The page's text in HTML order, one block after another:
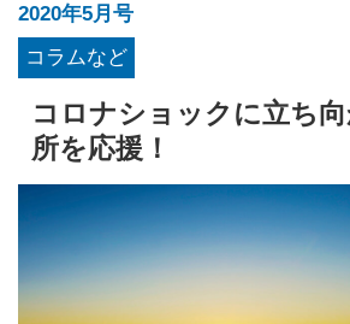
2020年5月号
コラムなど
コロナショックに立ち
所を応援！